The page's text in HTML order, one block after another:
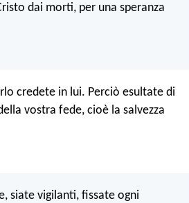
dai morti, per una speranza
credete in lui. Perciò esultate di
vostra fede, cioè la salvezza
siate vigilanti, fissate ogni